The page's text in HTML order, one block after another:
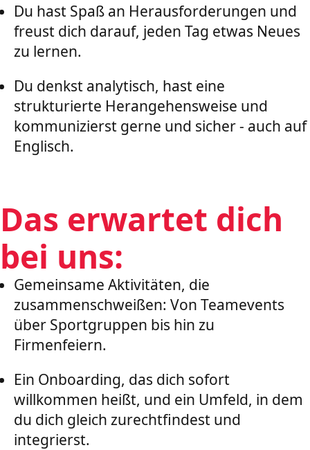
Du hast Spaß an Herausforderungen und
freust dich darauf, jeden Tag etwas Neues
zu lernen.
Du denkst analytisch, hast eine
strukturierte Herangehensweise und
kommunizierst gerne und sicher - auch auf
Englisch.
Das erwartet dich
bei uns:
Gemeinsame Aktivitäten, die
zusammenschweißen: Von Teamevents
über Sportgruppen bis hin zu
Firmenfeiern.
Ein Onboarding, das dich sofort
willkommen heißt, und ein Umfeld, in dem
du dich gleich zurechtfindest und
integrierst.